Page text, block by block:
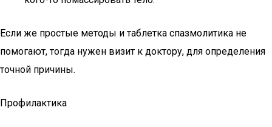
Если же простые методы и таблетка спазмолитика не
помогают, тогда нужен визит к доктору, для определения
точной причины.
Профилактика